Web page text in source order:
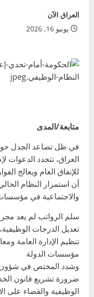
العراق الآن
يونيو 16, 2026
متابعة/المدى
في ظل تصاعد الجدل
العراق، تتجدد الدعوات
للإنفاق العام ويعالج
أن استمرار النظام
والاجتماعية في
سلم الرواتب لم يعد
تعديل الدرجات
تنظيم الإدارة العامة
مؤسسات الدولة
وشدد المختص في شؤون
ضرورة تشريع قانون
الوظيفية والقضاء على